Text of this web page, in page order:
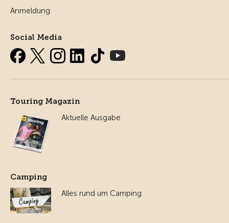
Anmeldung
Social Media
Touring Magazin
Aktuelle Ausgabe
Camping
Alles rund um Camping